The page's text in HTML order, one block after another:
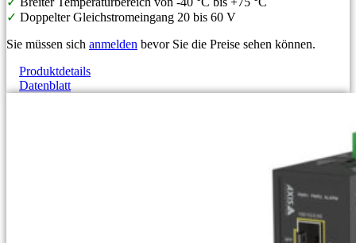
✓ Doppelter Gleichstromeingang 20 bis 60 V
Sie müssen sich anmelden bevor Sie die Preise sehen können.
Produktdetails
Datenblatt